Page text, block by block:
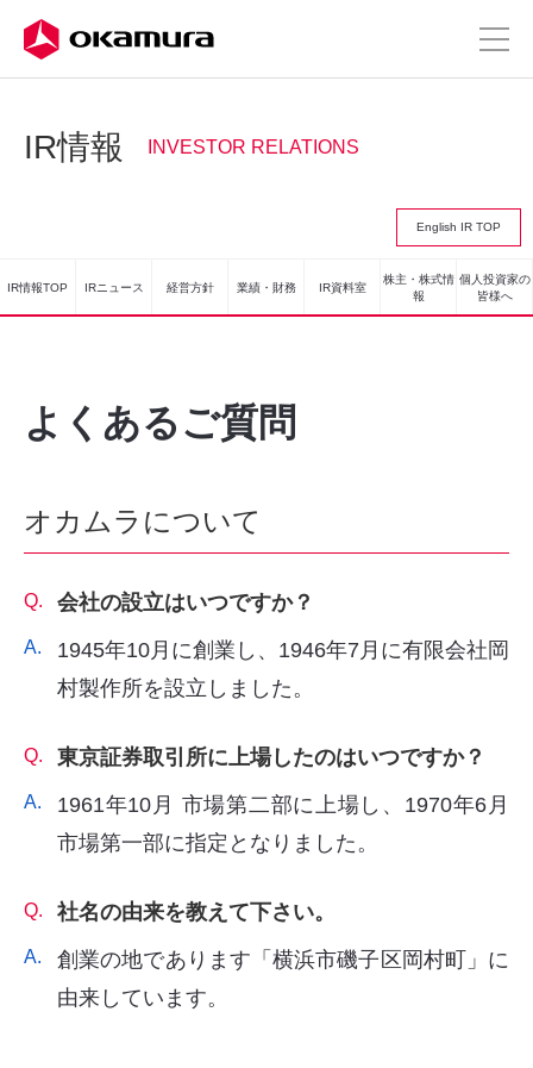
IR情報 INVESTOR RELATIONS
English IR TOP
IR情報TOP IRニュース 経営方針 業績・財務 IR資料室
株主・株式情
報
個人投資家の
皆様へ
よくあるご質問
オカムラについて
Q. 会社の設立はいつですか？
A.
1945年10月に創業し、1946年7月に有限会社岡
村製作所を設立しました。
Q. 東京証券取引所に上場したのはいつですか？
A.
1961年10月 市場第二部に上場し、1970年6月
市場第一部に指定となりました。
Q. 社名の由来を教えて下さい。
A.
創業の地であります「横浜市磯子区岡村町」に
由来しています。